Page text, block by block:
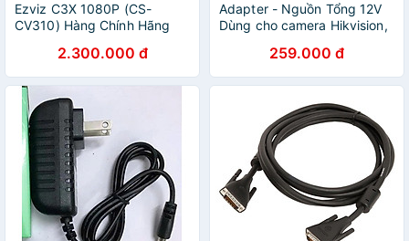
Ezviz C3X 1080P (CS-
CV310) Hàng Chính Hãng
2.300.000 đ
Adapter - Nguồn Tổng 12V
Dùng cho camera Hikvision,
259.000 đ